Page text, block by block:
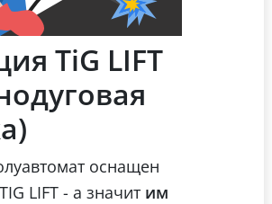
TiG LIFT
оснащен
LIFT - а значит им